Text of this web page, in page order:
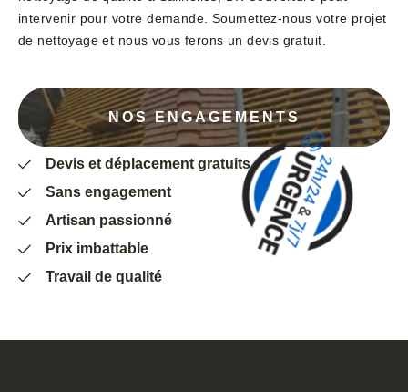
intervenir pour votre demande. Soumettez-nous votre projet
de nettoyage et nous vous ferons un devis gratuit.
NOS ENGAGEMENTS
Devis et déplacement gratuits
Sans engagement
Artisan passionné
Prix imbattable
Travail de qualité